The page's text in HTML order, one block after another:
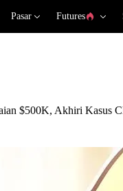
Pasar Futures
$500K, Akhiri Kasus